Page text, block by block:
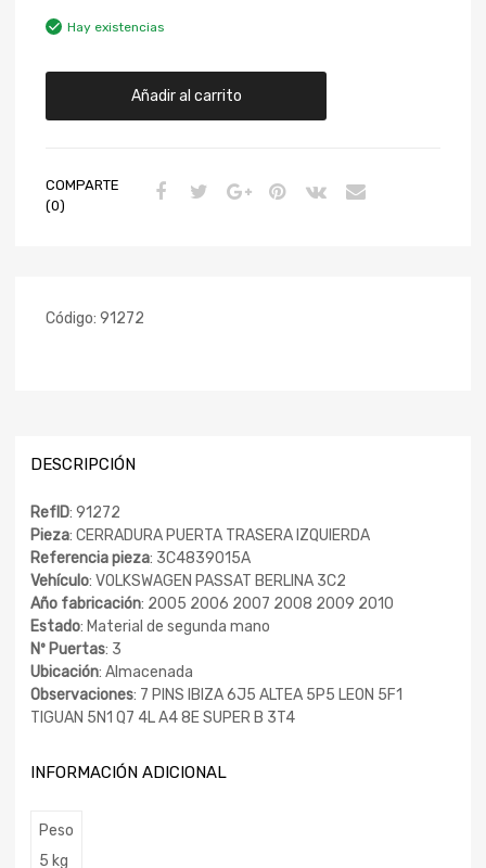
Hay existencias
Añadir al carrito
COMPARTE
(0)
Código: 91272
DESCRIPCIÓN
RefID: 91272
Pieza: CERRADURA PUERTA TRASERA IZQUIERDA
Referencia pieza: 3C4839015A
Vehículo: VOLKSWAGEN PASSAT BERLINA 3C2
Año fabricación: 2005 2006 2007 2008 2009 2010
Estado: Material de segunda mano
Nº Puertas: 3
Ubicación: Almacenada
Observaciones: 7 PINS IBIZA 6J5 ALTEA 5P5 LEON 5F1
TIGUAN 5N1 Q7 4L A4 8E SUPER B 3T4
INFORMACIÓN ADICIONAL
Peso
5 kg